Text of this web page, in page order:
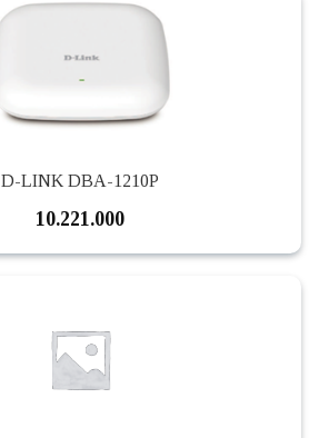
D-LINK DBA-1210P
10.221.000